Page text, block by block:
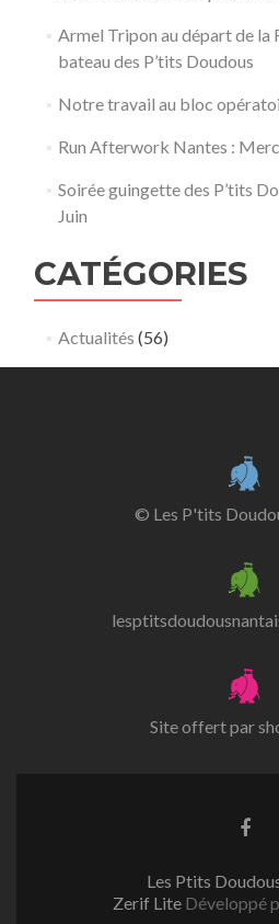
Armel Tripon au départ de la
bateau des P’tits Doudous
Notre travail au bloc
Run Afterwork Nantes :
Soirée guingette des P’tits
Juin
CATÉGORIES
Actualités (56)
© Les P'tits
Site offert par
Lien
Les Ptits
Zerif Lite Développé